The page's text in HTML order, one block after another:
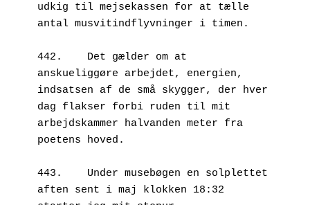
udkig til mejsekassen for at tælle
antal musvitindflyvninger i timen.
442.	Det gælder om at
anskueliggøre arbejdet, energien,
indsatsen af de små skygger, der hver
dag flakser forbi ruden til mit
arbejdskammer halvanden meter fra
poetens hoved.
443.	Under musebøgen en solplettet
aften sent i maj klokken 18:32